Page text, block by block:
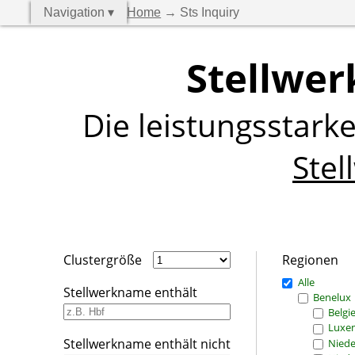
Navigation ▾ Home → Sts Inquiry
Die
Clustergröße
Stellwerkname enthält
Stellwerkname enthält nicht
Regionen
Alle
Benelux